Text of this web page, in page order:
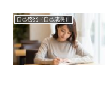
自己啓発（自己成長）